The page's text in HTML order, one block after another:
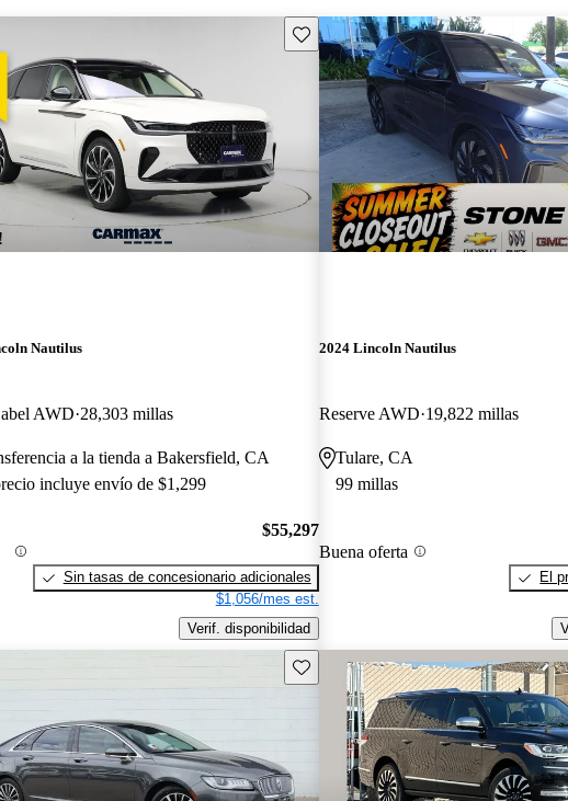
Guarda este Aviso
Nautilus
AWD 28,303 millas
a la tienda a Bakersfield, CA
incluye envío de $1,299
$55,297
Sin tasas de concesionario adicionales
$1,056/mes est.
Verif. disponibilidad
2024 Lincoln Nautilus
Reserve AWD 19,822 millas
Tulare, CA
99 millas
Buena oferta
El
Guarda este Aviso